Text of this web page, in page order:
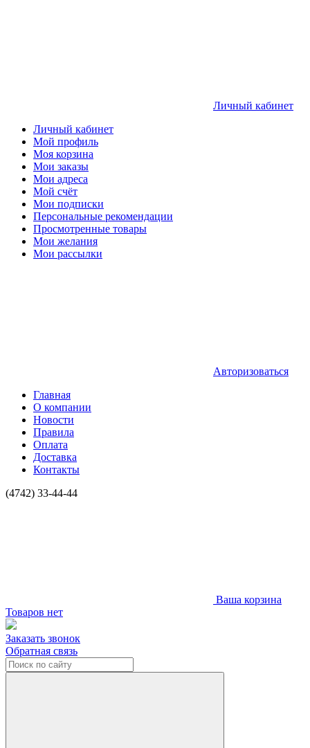
Личный кабинет
Личный кабинет
Мой профиль
Моя корзина
Мои заказы
Мои адреса
Мой счёт
Мои подписки
Персональные рекомендации
Просмотренные товары
Мои желания
Мои рассылки
Авторизоваться
Главная
О компании
Новости
Правила
Оплата
Доставка
Контакты
(4742) 33-44-44
Ваша корзина
Товаров нет
Заказать звонок
Обратная связь